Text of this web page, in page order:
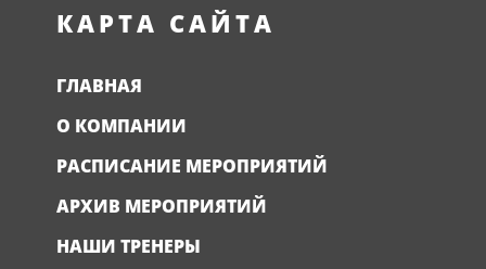
КАРТА САЙТА
ГЛАВНАЯ
О КОМПАНИИ
РАСПИСАНИЕ МЕРОПРИЯТИЙ
АРХИВ МЕРОПРИЯТИЙ
НАШИ ТРЕНЕРЫ